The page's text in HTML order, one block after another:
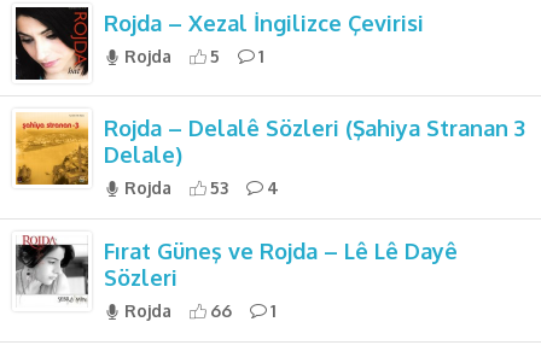
Rojda – Xezal İngilizce Çevirisi
Rojda 5 1
Rojda – Delalê Sözleri (Şahiya Stranan 3
Delale)
Rojda 53 4
Fırat Güneş ve Rojda – Lê Lê Dayê
Sözleri
Rojda 66 1